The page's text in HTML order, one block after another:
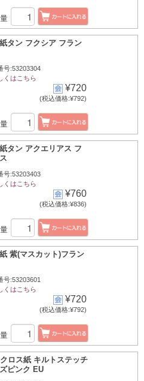
タン フクシア フラン
号:53203304
くはこちら
¥720
(税込価格:¥792)
タン アクエリアス フ
号:53203403
くはこちら
¥760
(税込価格:¥836)
紫(マスカット)フラン
号:53203601
くはこちら
¥720
(税込価格:¥792)
ロス紙 キルトステッチ
ピンク EU